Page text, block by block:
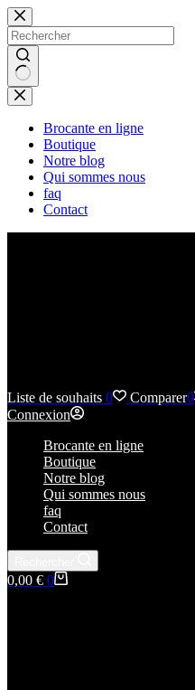
Passer
au
contenu
Aucun
résultat
Brocante en ligne
Boutique
Notre blog
Qui sommes nous
faq
Contact
Liste de souhaits 0 Comparer0
Connexion
Brocante en ligne
Boutique
Notre blog
Qui sommes nous
faq
Contact
Panier
0,00 € 0